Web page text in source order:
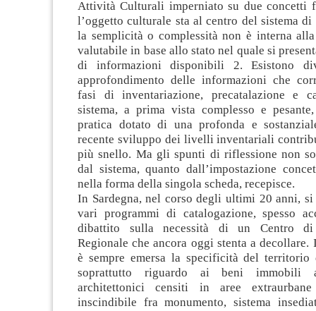
Attività Culturali imperniato su due concetti
l’oggetto culturale sta al centro del sistema di
la semplicità o complessità non è interna
valutabile in base allo stato nel quale si
di informazioni disponibili 2. Esistono
approfondimento delle informazioni che
fasi di inventariazione, precatalazione e
sistema, a prima vista complesso e
pratica dotato di una profonda e
recente sviluppo dei livelli inventariali
più snello. Ma gli spunti di riflessione non
dal sistema, quanto dall’impostazione
nella forma della singola scheda, recepisce.
In Sardegna, nel corso degli ultimi 20 anni, si
vari programmi di catalogazione, spesso
dibattito sulla necessità di un Centro di
Regionale che ancora oggi stenta a
è sempre emersa la specificità del territorio
soprattutto riguardo ai beni immobili
architettonici censiti in aree
inscindibile fra monumento, sistema